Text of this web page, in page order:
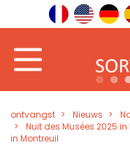
ontvangst Nieuws
Nuit des Musées 2025
in Montreuil